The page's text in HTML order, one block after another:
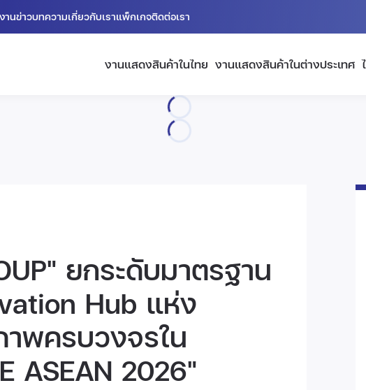
านข่าวบทความเกี่ยวกับเราแพ็กเกจติดต่อเรา
งานแสดงสินค้าในไทย งานแสดงสินค้าในต่างประเทศ
ยกระดับมาตรฐาน
Hub แห่ง
พครบวงจรใน
ASEAN 2026"